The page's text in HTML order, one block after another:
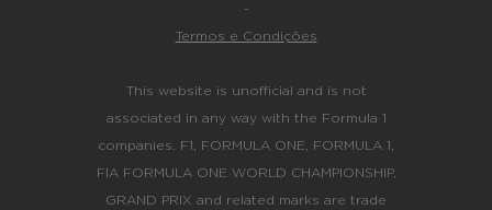
-
Termos e Condições
This website is unofficial and is not
associated in any way with the Formula 1
companies. F1, FORMULA ONE, FORMULA 1,
FIA FORMULA ONE WORLD CHAMPIONSHIP,
GRAND PRIX and related marks are trade